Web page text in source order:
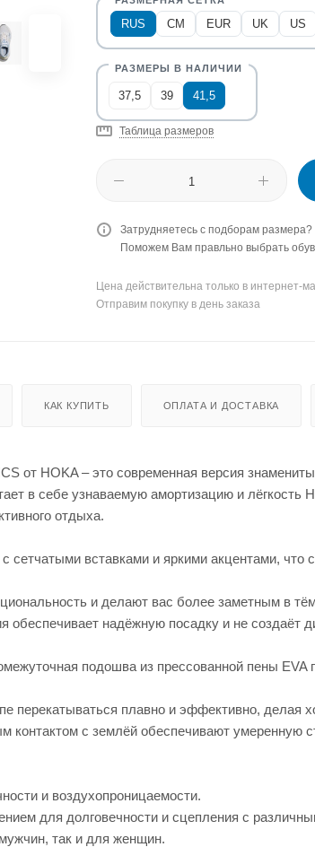
RUS CM EUR UK US
37,5 39 41,5
Таблица размеров
Затрудняетесь с подборам
Поможем Вам правльно выбрать
Цена действительна только в интернет-
Отправим покупку в день заказа
КАК КУПИТЬ ОПЛАТА И ДОСТАВКА
от HOKA – это современная версия
в себе узнаваемую амортизацию и лёгкость
отдыха.
вставками и яркими акцентами, что
и делают вас более заметным в
обеспечивает надёжную посадку и не создаёт
подошва из прессованной пены EVA
перекатываться плавно и эффективно, делая
с землёй обеспечивают умеренную
и воздухопроницаемости.
для долговечности и сцепления с
так и для женщин.